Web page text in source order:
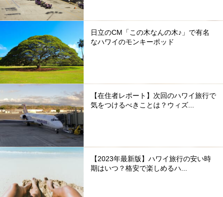
日立のCM「この木なんの木♪」で有名
なハワイのモンキーポッド
【在住者レポート】次回のハワイ旅行で
気をつけるべきことは？ウィズ...
【2023年最新版】ハワイ旅行の安い時
期はいつ？格安で楽しめるハ...